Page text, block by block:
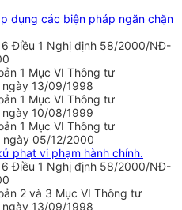
dụng các biện pháp ngăn chặn
Điều 1 Nghị định 58/2000/NĐ-
1 Mục VI Thông tư
13/09/1998
1 Mục VI Thông tư
10/08/1999
1 Mục VI Thông tư
05/12/2000
phạt vi phạm hành chính.
Điều 1 Nghị định 58/2000/NĐ-
2 và 3 Mục VI Thông tư
13/09/1998